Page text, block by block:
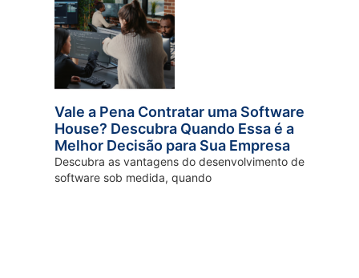
Vale a Pena Contratar uma Software
House? Descubra Quando Essa é a
Melhor Decisão para Sua Empresa
Descubra as vantagens do desenvolvimento de
software sob medida, quando